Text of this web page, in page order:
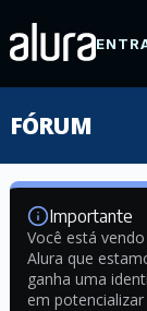
FÓRUM
Importante
Você está
Alura que
ganha uma
em